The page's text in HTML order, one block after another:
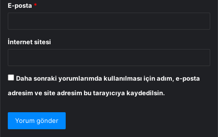
E-posta *
İnternet sitesi
Daha sonraki yorumlarımda kullanılması için adım, e-posta
adresim ve site adresim bu tarayıcıya kaydedilsin.